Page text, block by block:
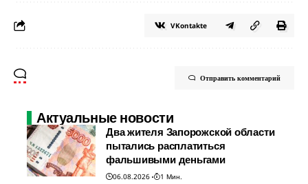
VKontakte
Отправить комментарий
Актуальные новости
Два жителя Запорожской области
пытались расплатиться
фальшивыми деньгами
06.08.2026
1 Мин.